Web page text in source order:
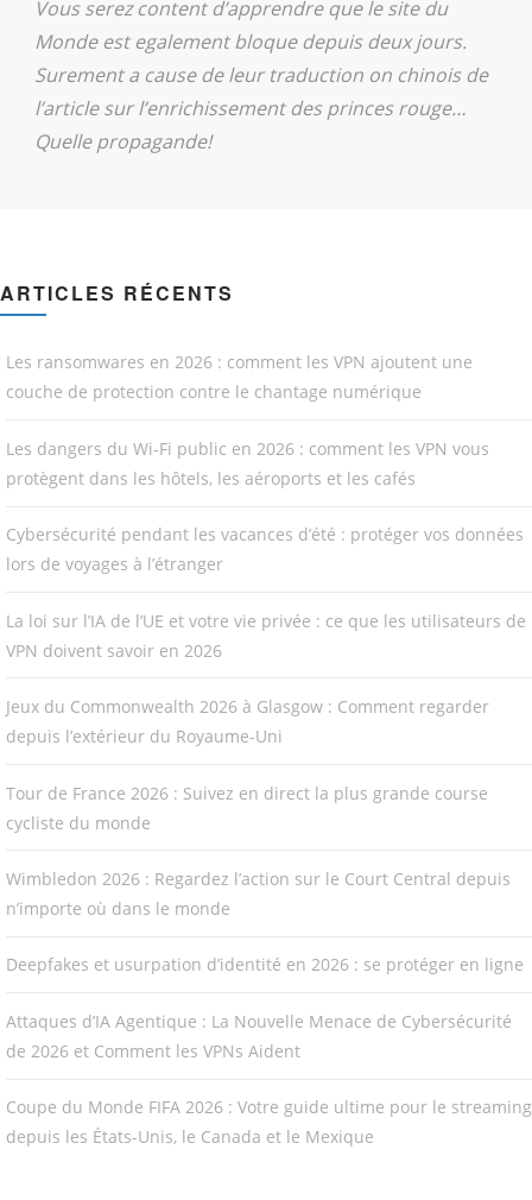
Vous serez content d’apprendre que le site du
Monde est egalement bloque depuis deux jours.
Surement a cause de leur traduction on chinois de
l’article sur l’enrichissement des princes rouge…
Quelle propagande!
ARTICLES RÉCENTS
Les ransomwares en 2026 : comment les VPN ajoutent une
couche de protection contre le chantage numérique
Les dangers du Wi-Fi public en 2026 : comment les VPN vous
protègent dans les hôtels, les aéroports et les cafés
Cybersécurité pendant les vacances d’été : protéger vos données
lors de voyages à l’étranger
La loi sur l’IA de l’UE et votre vie privée : ce que les utilisateurs de
VPN doivent savoir en 2026
Jeux du Commonwealth 2026 à Glasgow : Comment regarder
depuis l’extérieur du Royaume-Uni
Tour de France 2026 : Suivez en direct la plus grande course
cycliste du monde
Wimbledon 2026 : Regardez l’action sur le Court Central depuis
n’importe où dans le monde
Deepfakes et usurpation d’identité en 2026 : se protéger en ligne
Attaques d’IA Agentique : La Nouvelle Menace de Cybersécurité
de 2026 et Comment les VPNs Aident
Coupe du Monde FIFA 2026 : Votre guide ultime pour le streaming
depuis les États-Unis, le Canada et le Mexique